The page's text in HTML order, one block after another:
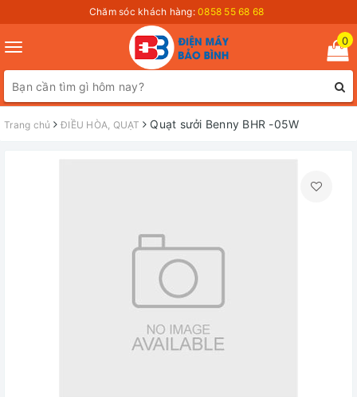
Chăm sóc khách hàng: 0858 55 68 68
Toggle
navigation
0
Trang chủ ĐIỀU HÒA, QUẠT Quạt sưởi Benny BHR -05W